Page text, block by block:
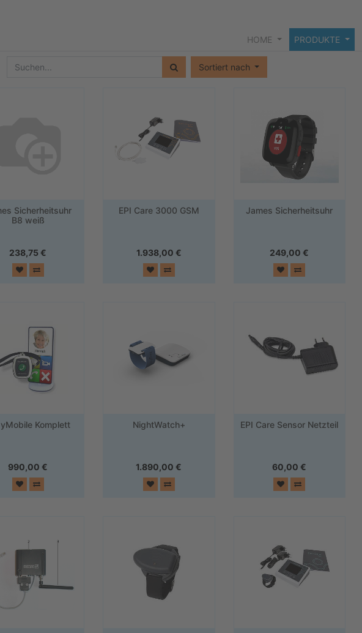
HOME PRODUKTE
Sortiert nach
Sicherheitsuhr
B8 weiß
238,75 €
EPI Care 3000 GSM
1.938,00 €
James Sicherheitsuhr
249,00 €
Komplett
990,00 €
NightWatch+
1.890,00 €
EPI Care Sensor Netzteil
60,00 €